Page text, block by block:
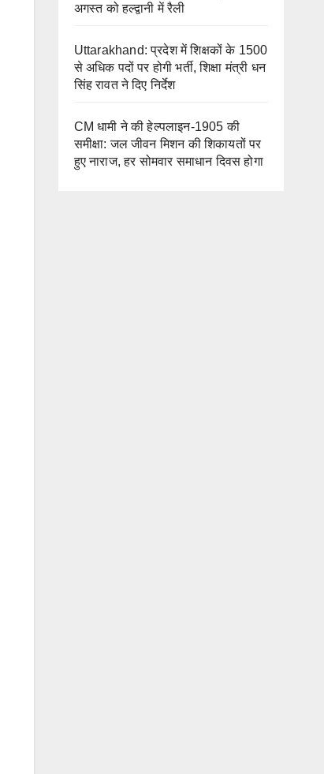
अगस्त को हल्द्वानी में रैली
Uttarakhand: प्रदेश में शिक्षकों के 1500
से अधिक पदों पर होगी भर्ती, शिक्षा मंत्री धन
सिंह रावत ने दिए निर्देश
CM धामी ने की हेल्पलाइन-1905 की
समीक्षा: जल जीवन मिशन की शिकायतों पर
हुए नाराज, हर सोमवार समाधान दिवस होगा